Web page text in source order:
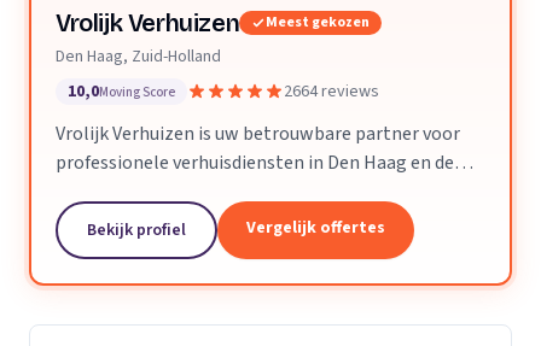
Vrolijk Verhuizen Meest gekozen
Den Haag, Zuid-Holland
10,0Moving Score 2664 reviews
Vrolijk Verhuizen is uw betrouwbare partner voor
professionele verhuisdiensten in Den Haag en de
ervaring en een toegewijd team zorgen wij ervoor
dat uw verhuizing soepel en zorgeloos verloopt.
Bekijk profiel Vergelijk offertes